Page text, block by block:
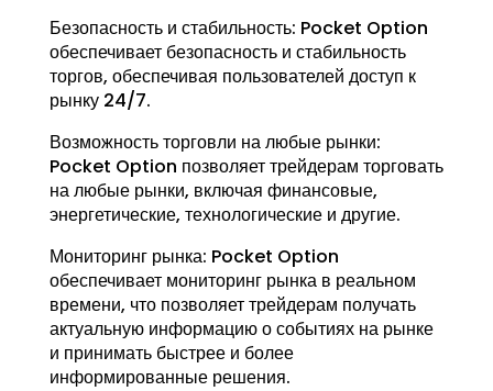
Безопасность и стабильность: Pocket Option
обеспечивает безопасность и стабильность
торгов, обеспечивая пользователей доступ к
рынку 24/7.
Возможность торговли на любые рынки:
Pocket Option позволяет трейдерам торговать
на любые рынки, включая финансовые,
энергетические, технологические и другие.
Мониторинг рынка: Pocket Option
обеспечивает мониторинг рынка в реальном
времени, что позволяет трейдерам получать
актуальную информацию о событиях на рынке
и принимать быстрее и более
информированные решения.